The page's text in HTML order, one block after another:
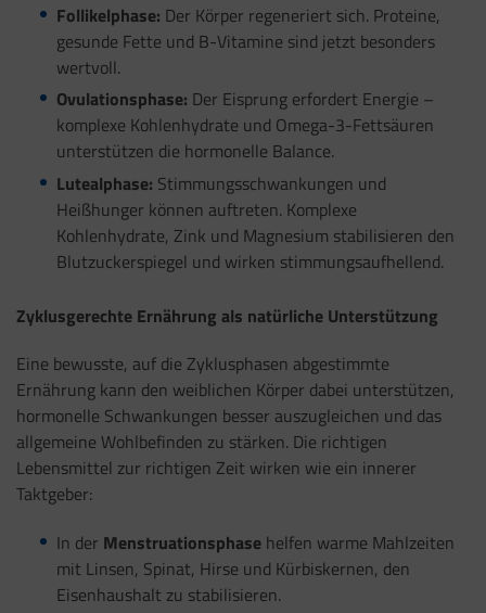
Follikelphase: Der Körper regeneriert sich. Proteine,
gesunde Fette und B-Vitamine sind jetzt besonders
wertvoll.
Ovulationsphase: Der Eisprung erfordert Energie –
komplexe Kohlenhydrate und Omega-3-Fettsäuren
unterstützen die hormonelle Balance.
Lutealphase: Stimmungsschwankungen und
Heißhunger können auftreten. Komplexe
Kohlenhydrate, Zink und Magnesium stabilisieren den
Blutzuckerspiegel und wirken stimmungsaufhellend.
Zyklusgerechte Ernährung als natürliche Unterstützung
Eine bewusste, auf die Zyklusphasen abgestimmte
Ernährung kann den weiblichen Körper dabei unterstützen,
hormonelle Schwankungen besser auszugleichen und das
allgemeine Wohlbefinden zu stärken. Die richtigen
Lebensmittel zur richtigen Zeit wirken wie ein innerer
Taktgeber:
In der Menstruationsphasehelfen warme Mahlzeiten
mit Linsen, Spinat, Hirse und Kürbiskernen, den
Eisenhaushalt zu stabilisieren.